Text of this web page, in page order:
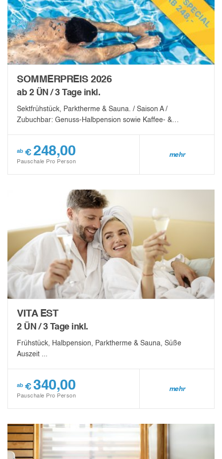
SOMMERPREIS 2026
ab 2 ÜN / 3 Tage inkl.
Sektfrühstück, Parktherme & Sauna. / Saison A /
Zubuchbar: Genuss-Halbpension sowie Kaffee- &…
ab € 248,00
Pauschale Pro Person
mehr
VITA EST
2 ÜN / 3 Tage inkl.
Frühstück, Halbpension, Parktherme & Sauna, Süße
Auszeit ...
ab € 340,00
Pauschale Pro Person
mehr